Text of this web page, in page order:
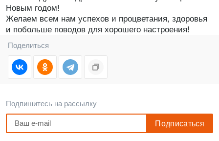
Новым годом!
Желаем всем нам успехов и процветания, здоровья
и побольше поводов для хорошего настроения!
Поделиться
Подпишитесь на рассылку